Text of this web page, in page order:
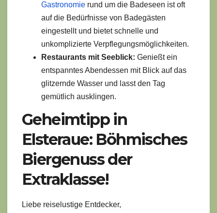
Gastronomie rund um die Badeseen ist oft
auf die Bedürfnisse von Badegästen
eingestellt und bietet schnelle und
unkomplizierte Verpflegungsmöglichkeiten.
Restaurants mit Seeblick: Genießt ein
entspanntes Abendessen mit Blick auf das
glitzernde Wasser und lasst den Tag
gemütlich ausklingen.
Geheimtipp in
Elsteraue: Böhmisches
Biergenuss der
Extraklasse!
Liebe reiselustige Entdecker,